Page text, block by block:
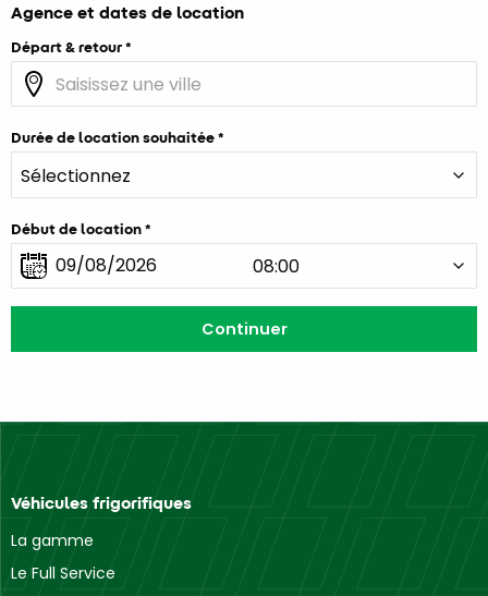
Agence et dates de location
Départ & retour
Durée de location souhaitée
Début de location
Véhicules frigorifiques
La gamme
Le Full Service